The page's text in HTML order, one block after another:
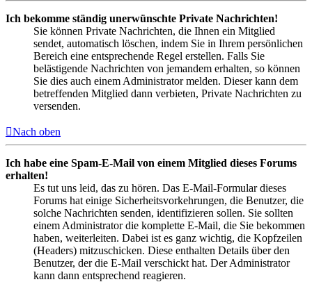
Ich bekomme ständig unerwünschte Private Nachrichten!
Sie können Private Nachrichten, die Ihnen ein Mitglied
sendet, automatisch löschen, indem Sie in Ihrem persönlichen
Bereich eine entsprechende Regel erstellen. Falls Sie
belästigende Nachrichten von jemandem erhalten, so können
Sie dies auch einem Administrator melden. Dieser kann dem
betreffenden Mitglied dann verbieten, Private Nachrichten zu
versenden.
Nach oben
Ich habe eine Spam-E-Mail von einem Mitglied dieses Forums
erhalten!
Es tut uns leid, das zu hören. Das E-Mail-Formular dieses
Forums hat einige Sicherheitsvorkehrungen, die Benutzer, die
solche Nachrichten senden, identifizieren sollen. Sie sollten
einem Administrator die komplette E-Mail, die Sie bekommen
haben, weiterleiten. Dabei ist es ganz wichtig, die Kopfzeilen
(Headers) mitzuschicken. Diese enthalten Details über den
Benutzer, der die E-Mail verschickt hat. Der Administrator
kann dann entsprechend reagieren.